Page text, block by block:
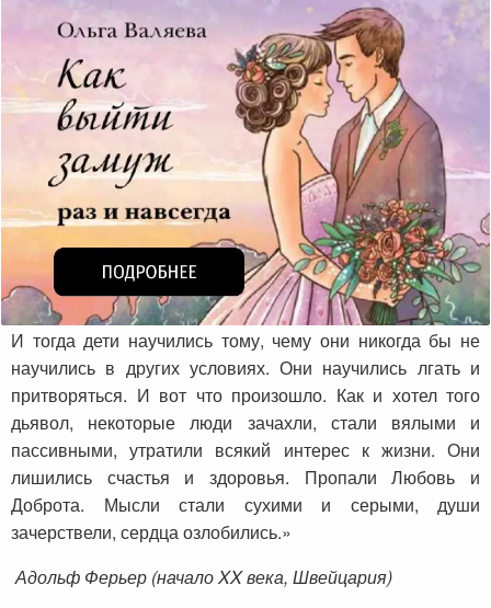
И тогда дети научились тому, чему они никогда бы не
научились в других условиях. Они научились лгать и
притворяться. И вот что произошло. Как и хотел того
дьявол, некоторые люди зачахли, стали вялыми и
пассивными, утратили всякий интерес к жизни. Они
лишились счастья и здоровья. Пропали Любовь и
Доброта. Мысли стали сухими и серыми, души
зачерствели, сердца озлобились.»
Адольф Ферьер (начало XX века, Швейцария)